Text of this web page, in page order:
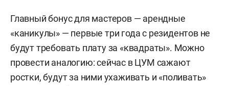
Главный бонус для мастеров — арендные
«каникулы» — первые три года с резидентов не
будут требовать плату за «квадраты». Можно
провести аналогию: сейчас в ЦУМ сажают
ростки, будут за ними ухаживать и «поливать»